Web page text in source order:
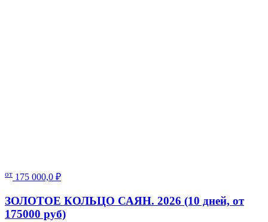
от 175 000,0 ₽
ЗОЛОТОЕ КОЛЬЦО САЯН. 2026 (10 дней, от
175000 руб)